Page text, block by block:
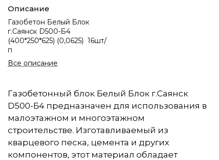
Описание
Газобетон Белый Блок
г.Саянск D500-Б4
(400*250*625) (0,0625) 16шт/
п
Все описание
Газобетонный блок Белый Блок г.Саянск
D500-Б4 предназначен для использования в
малоэтажном и многоэтажном
строительстве. Изготавливаемый из
кварцевого песка, цемента и других
компонентов, этот материал обладает